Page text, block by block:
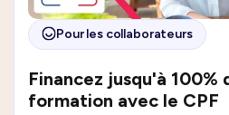
Pour les collaborateurs
Financez jusqu'à 100%
formation avec le CPF